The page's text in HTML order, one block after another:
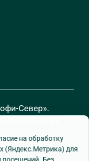
Север».
обработки
на обработку
(Яндекс.Метрика) для